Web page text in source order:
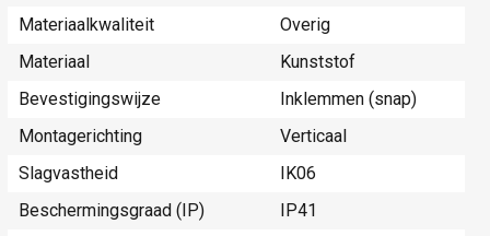
Materiaalkwaliteit
Overig
Materiaal
Kunststof
Bevestigingswijze
Inklemmen (snap)
Montagerichting
Verticaal
Slagvastheid
IK06
Beschermingsgraad (IP)
IP41